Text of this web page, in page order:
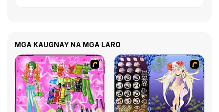
MGA KAUGNAY NA MGA LARO